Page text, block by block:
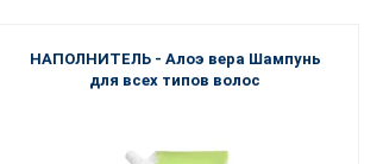
НАПОЛНИТЕЛЬ - Алоэ вера Шампунь
для всех типов волос